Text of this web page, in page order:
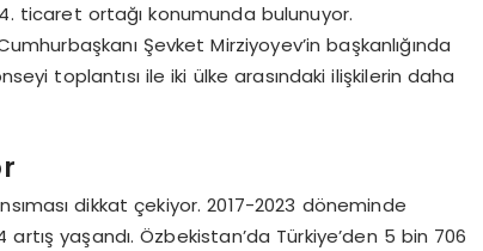
4. ticaret ortağı konumunda bulunuyor.
Şevket Mirziyoyev’in başkanlığında
toplantısı ile iki ülke arasındaki ilişkilerin daha
dikkat çekiyor. 2017-2023 döneminde
yaşandı. Özbekistan’da Türkiye’den 5 bin 706